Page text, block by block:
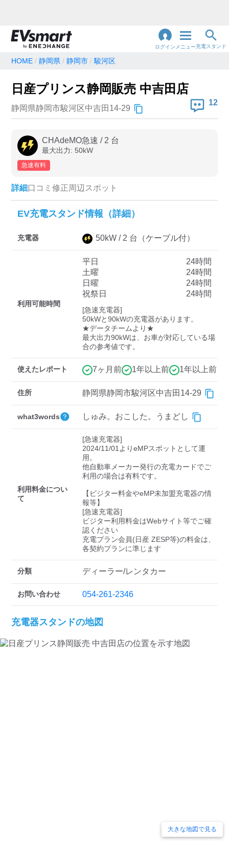
ログイン メニュー充電スタンド
地名・観光スポット・住所で検索
充電器の種類
急速充電器のみ表示
高速道路上のみ表示
認証システム
三菱ディーラーを表示
日産ディーラーを表示
トヨタディーラーを表
車種
HOME 静岡県 静岡市 駿河区
日産プリンス静岡販売 中吉田店
静岡県静岡市駿河区中吉田14-29
12
CHAdeMO急速 / 2 台
最大出力: 50kW
急速有料
詳細口コミ 修正周辺スポット
EV充電スタンド情報（詳細）
充電器 50kW / 2 台 （ケーブル付）
利用可能時間
平日
24時間
土曜
24時間
日曜
24時間
祝祭日
24時間
[急速充電器]
50kWと90kWの充電器があります。
★データチームより★
最大出力90kWは、お車が対応している場
合の参考値です。
使えたレポート 7ヶ月前 1年以上前 1年以上前
住所 静岡県静岡市駿河区中吉田14-29
what3words しゅみ。おこした。うまどし
利用料金につい
て
[急速充電器]
2024/11/01よりeMPスポットとして運
用。
他自動車メーカー発行の充電カードでご
利用の場合は有料です。
【ビジター料金やeMP未加盟充電器の情
報等】
[急速充電器]
ビジター利用料金はWebサイト等でご確
認ください
充電プラン会員(日産 ZESP等)の料金は、
各契約プランに準じます
分類 ディーラー/レンタカー
お問い合わせ 054-261-2346
充電器スタンドの地図
大きな地図で見る